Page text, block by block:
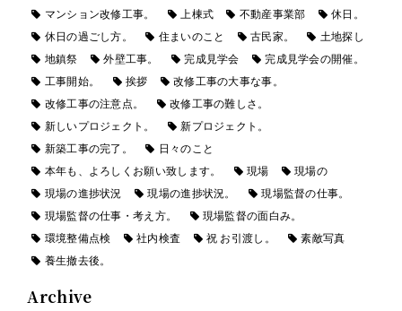
マンション改修工事。 上棟式 不動産事業部
休日。
休日の過ごし方。
住まいのこと 古民家。
土地探し
地鎮祭
外壁工事。 完成見学会
完成見学会の開催。
工事開始。
挨拶
改修工事の大事な事。
改修工事の注意点。
改修工事の難しさ。
新しいプロジェクト。
新プロジェクト。
新築工事の完了。
日々のこと
本年も、よろしくお願い致します。
現場
現場の
現場の進捗状況
現場の進捗状況。
現場監督の仕事。
現場監督の仕事・考え方。
現場監督の面白み。
環境整備点検
社内検査 祝 お引渡し。
素敵写真
養生撤去後。
Archive